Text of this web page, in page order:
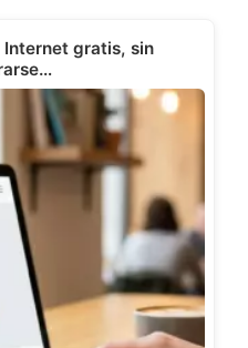
n gratis, sin